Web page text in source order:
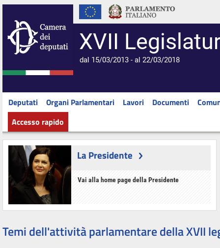
XVII
dal 15/03/2013 - al 22/03/2018
Deputati Organi Parlamentari Lavori Documenti
Accesso rapido
La Presidente
Vai alla home page della Presidente
Temi dell'attività parlamentare della XVII